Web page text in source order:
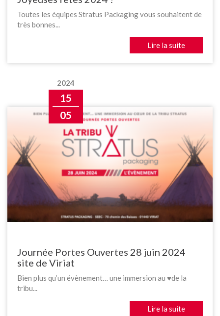
Toutes les équipes Stratus Packaging vous souhaitent de
très bonnes...
Lire la suite
2024
15
05
Journée Portes Ouvertes 28 juin 2024
site de Viriat
Bien plus qu’un évènement… une immersion au ♥️de la
tribu...
Lire la suite